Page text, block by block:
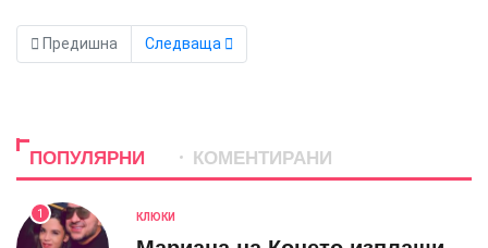
Предишна Следваща
ПОПУЛЯРНИ КОМЕНТИРАНИ
1 КЛЮКИ